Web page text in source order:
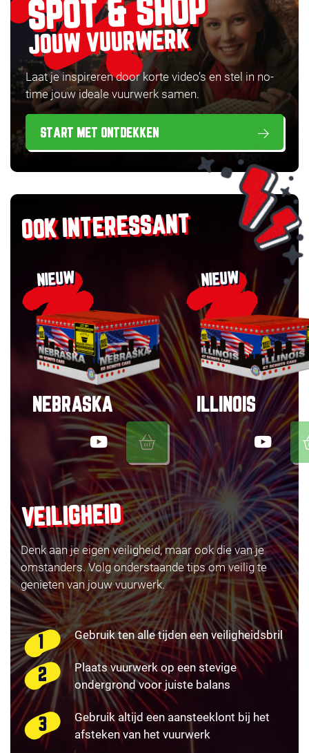
SPOT & SHOP
JOUW VUURWERK
Laat je inspireren door korte video’s en stel in no-
time jouw ideale vuurwerk samen.
START MET ONTDEKKEN
OOK INTERESSANT
NIEUW
NEBRASKA
NIEUW
ILLINOIS
VEILIGHEID
Denk aan je eigen veiligheid, maar ook die van je
omstanders. Volg onderstaande tips om veilig te
genieten van jouw vuurwerk.
Gebruik ten alle tijden een veiligheidsbril
Plaats vuurwerk op een stevige
ondergrond voor juiste balans
Gebruik altijd een aansteeklont bij het
afsteken van het vuurwerk